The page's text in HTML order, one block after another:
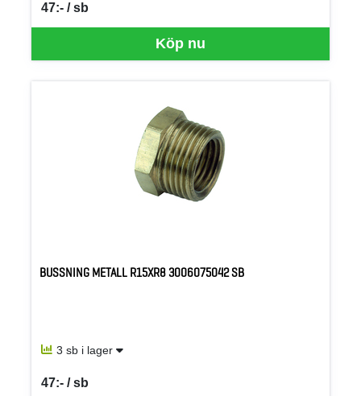
Köp nu
47:- / sb
SEK per SB
BUSSNING METALL R15XR8 3006075042 SB
3 sb i lager
47:- / sb
SEK per SB